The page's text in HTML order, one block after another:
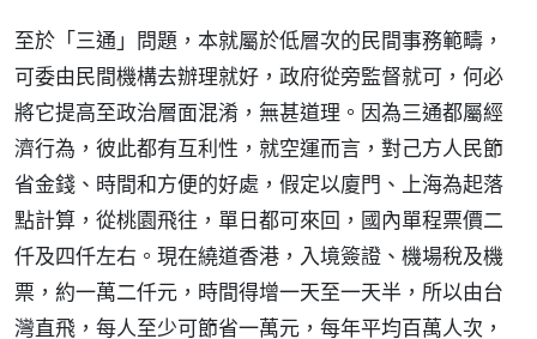
至於「三通」問題，本就屬於低層次的民間事務範疇，
可委由民間機構去辦理就好，政府從旁監督就可，何必
將它提高至政治層面混淆，無甚道理。因為三通都屬經
濟行為，彼此都有互利性，就空運而言，對己方人民節
省金錢、時間和方便的好處，假定以廈門、上海為起落
點計算，從桃園飛往，單日都可來回，國內單程票價二
仟及四仟左右。現在繞道香港，入境簽證、機場稅及機
票，約一萬二仟元，時間得增一天至一天半，所以由台
灣直飛，每人至少可節省一萬元，每年平均百萬人次，